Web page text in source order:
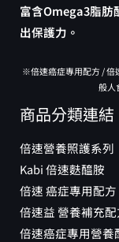
富含Omega3脂肪
出保護力。
※倍速癌症專用配方 / 倍
般人
商品分類連結
倍速營養照護系列
Kabi 倍速麩醯胺
倍速 癌症專用配方
倍速益 營養補充配
倍速癌症專用營養